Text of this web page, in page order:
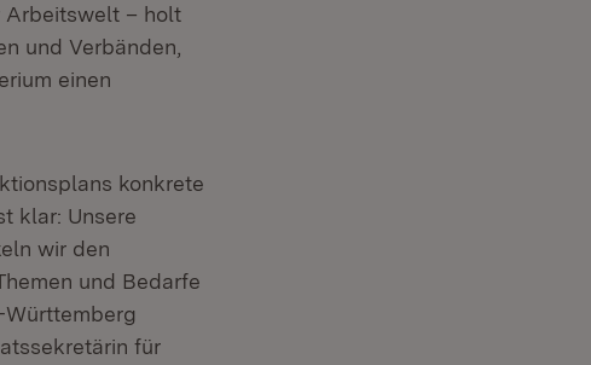
Arbeitswelt – holt
und Verbänden,
einen
konkrete
klar: Unsere
wir den
und Bedarfe
für